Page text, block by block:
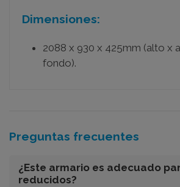
Dimensiones:
2088 x 930 x 425mm (alto x
fondo).
Preguntas frecuentes
¿Este armario es adecuado
reducidos?